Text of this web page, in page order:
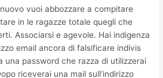
vuoi abbozzare a compitare
in le ragazze totale quegli che
Associarsi e agevole. Hai indigenza
email ancora di falsificare indivis
una password che razza di utilizzerai
riceverai una mail sull’indirizzo